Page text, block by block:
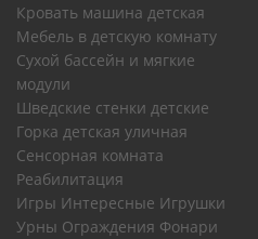
Кровать машина детская
Мебель в детскую комнату
Сухой бассейн и мягкие
модули
Шведские стенки детские
Горка детская уличная
Сенсорная комната
Реабилитация
Игры Интересные Игрушки
Урны Ограждения Фонари